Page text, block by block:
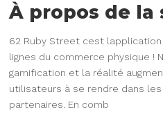
À propos de la
62 Ruby Street cest
lignes du commerce physique !
gamification et la réalité
utilisateurs à se rendre dans
partenaires. En comb